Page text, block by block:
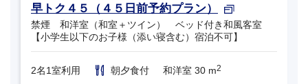
早トク４５（４５日前予約プラン）
禁煙 和洋室（和室＋ツイン） ベッド付き和風客室
【小学生以下のお子様（添い寝含む）宿泊不可】
2名1室利用 朝夕食付 和洋室 30 m2